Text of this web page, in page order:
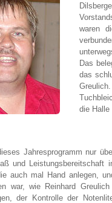
waren
Das
das
die Halle
Jahresprogramm nur
und Leistungsbereitschaft
auch mal Hand anlegen,
war, wie Reinhard
der Kontrolle der